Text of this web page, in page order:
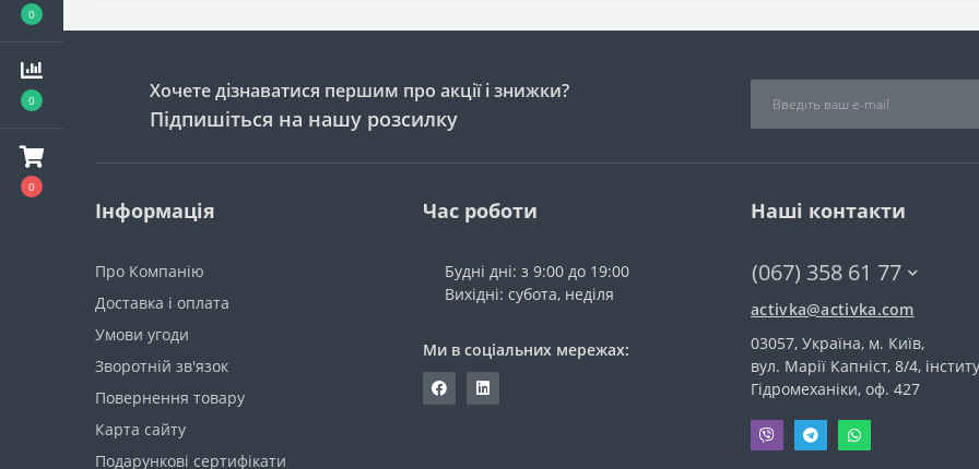
0
0
0
Хочете дізнаватися першим про акції і знижки?
Підпишіться на нашу розсилку
Інформація
Про Компанію
Доставка і оплата
Умови угоди
Зворотній зв'язок
Повернення товару
Карта сайту
Подарункові сертифікати
Час роботи
Будні дні: з 9:00 до 19:00
Вихідні: субота, неділя
Ми в соціальних мережах:
Наші контакти
(067) 358 61 77
activka@activka.com
03057, Україна, м. Київ,
вул. Марії Капніст, 8/4,
Гідромеханіки, оф. 427